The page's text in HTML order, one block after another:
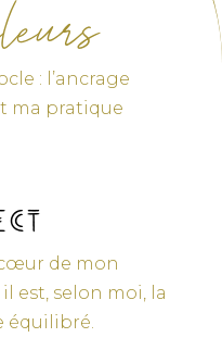
: l’ancrage
ma pratique
de mon
est, selon moi, la
équilibré.